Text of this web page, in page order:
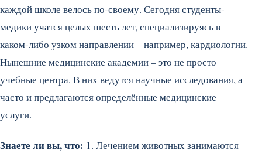
каждой школе велось по-своему. Сегодня студенты-
медики учатся целых шесть лет, специализируясь в
каком-либо узком направлении – например, кардиологии.
Нынешние медицинские академии – это не просто
учебные центра. В них ведутся научные исследования, а
часто и предлагаются определённые медицинские
услуги.
Знаете ли вы, что: 1. Лечением животных занимаются